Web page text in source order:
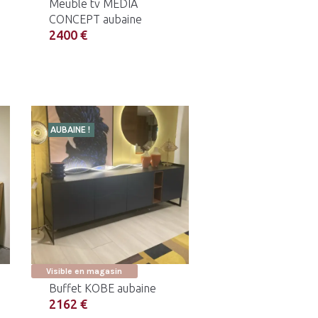
Meuble tv MEDIA
CONCEPT aubaine
2400 €
AUBAINE !
Visible en magasin
Buffet KOBE aubaine
2162 €